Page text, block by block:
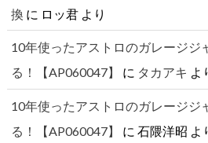
換 に ロッ君より
10年使ったアストロのガレージジ
る！【AP060047】
に タカアキ よ
10年使ったアストロのガレージジ
る！【AP060047】
に 石隈洋昭 よ